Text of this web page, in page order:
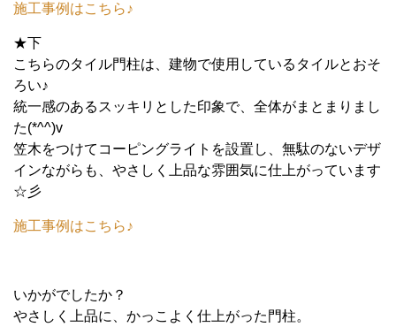
施工事例はこちら♪
★下
こちらのタイル門柱は、建物で使用しているタイルとおそ
ろい♪
統一感のあるスッキリとした印象で、全体がまとまりまし
た(*^^)v
笠木をつけてコーピングライトを設置し、無駄のないデザ
インながらも、やさしく上品な雰囲気に仕上がっています
☆彡
施工事例はこちら♪
いかがでしたか？
やさしく上品に、かっこよく仕上がった門柱。